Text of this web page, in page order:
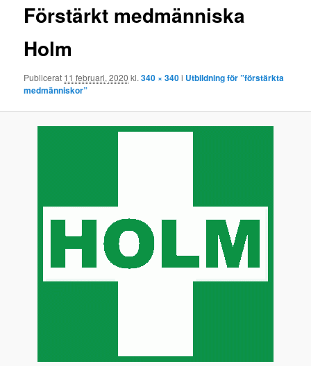
Förstärkt medmänniska
Holm
Publicerat 11 februari, 2020 kl.340 × 340i Utbildning för ”förstärkta
medmänniskor”